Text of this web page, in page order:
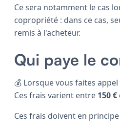
Ce sera notamment le cas
copropriété : dans ce cas,
remis à l'acheteur.
Qui paye le
💰 Lorsque vous faites
Ces frais varient entre 150 €
Ces frais doivent en